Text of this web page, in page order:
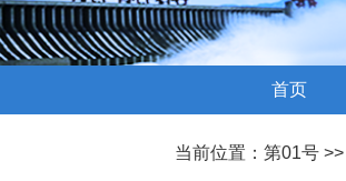
首页
当前位置： 第01号